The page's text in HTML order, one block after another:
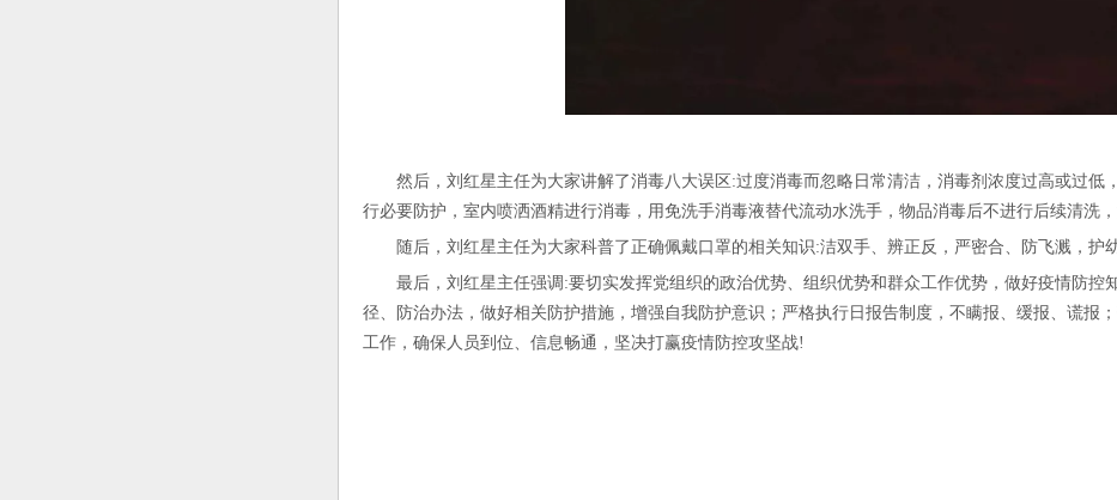
然后，刘红星主任为大家讲解了消毒八大误区:过度消毒而忽略日常清洁，消毒剂浓度过高或过低
行必要防护，室内喷洒酒精进行消毒，用免洗手消毒液替代流动水洗手，物品消毒后不进行后续清洗，
随后，刘红星主任为大家科普了正确佩戴口罩的相关知识:洁双手、辨正反，严密合、防飞溅，护幼
最后，刘红星主任强调:要切实发挥党组织的政治优势、组织优势和群众工作优势，做好疫情防控
径、防治办法，做好相关防护措施，增强自我防护意识；严格执行日报告制度，不瞒报、缓报、谎报
工作，确保人员到位、信息畅通，坚决打赢疫情防控攻坚战!